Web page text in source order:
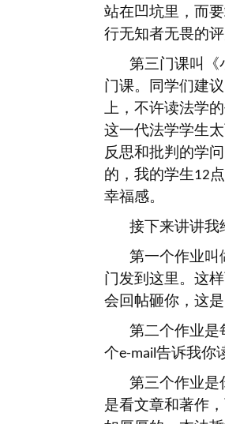
站在凹坑里，而
行无知者无畏的
第三门课叫《
门课。同学们建
上，不许读法学
这一代法学学生
反思和批判的学
的，我的学生12
幸福感。
接下来讲讲我
第一个作业叫
门发到这里。这
会回帖砸你，这
第二个作业是
个e-mail告诉我你
第三个作业是
是看文章和著作